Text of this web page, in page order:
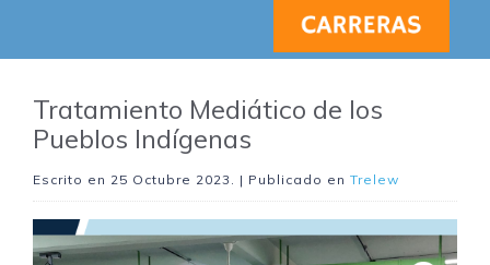
Tratamiento Mediático de los
Pueblos Indígenas
Escrito en 25 Octubre 2023 . | Publicado en Trelew